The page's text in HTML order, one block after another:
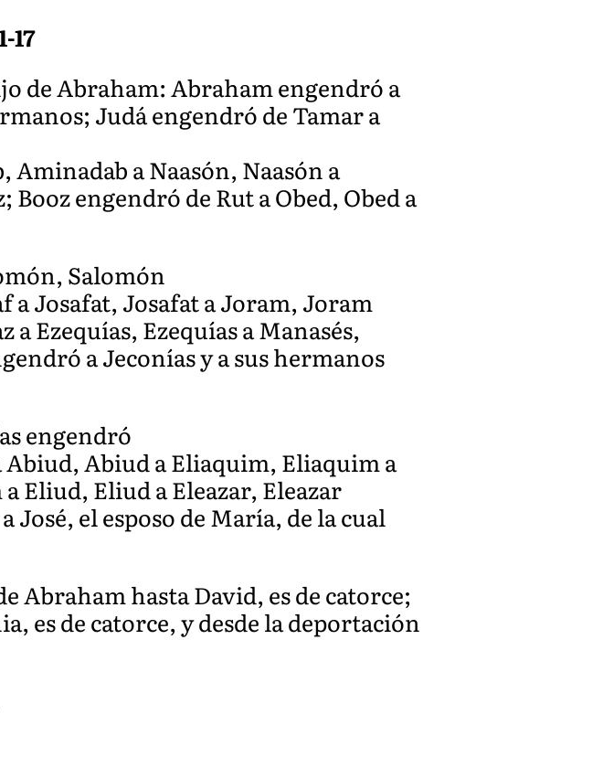
17
de Abraham: Abraham engendró a
Judá engendró de Tamar a
a Naasón, Naasón a
engendró de Rut a Obed, Obed a
Salomón
a Josafat, Josafat a Joram, Joram
a Ezequías, Ezequías a Manasés,
a Jeconías y a sus hermanos
engendró
Abiud, Abiud a Eliaquim, Eliaquim a
Eliud, Eliud a Eleazar, Eleazar
José, el esposo de María, de la cual
Abraham hasta David, es de catorce;
es de catorce, y desde la deportación